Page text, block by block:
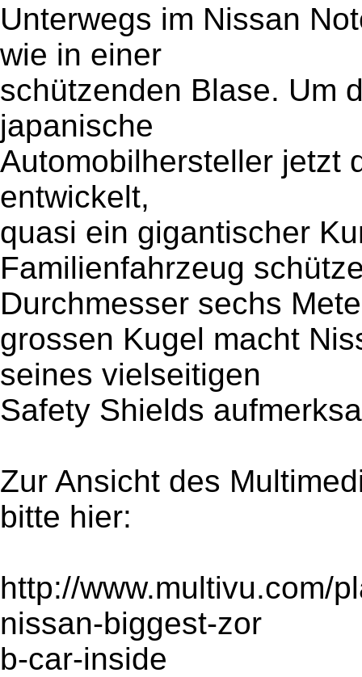
Unterwegs im Nissan
wie in einer
schützenden Blase. Um
japanische
Automobilhersteller jetzt
entwickelt,
quasi ein gigantischer
Familienfahrzeug
Durchmesser sechs
grossen Kugel macht
seines vielseitigen
Safety Shields
Zur Ansicht des
bitte hier:
http://www.multivu.com/
nissan-biggest-zor
b-car-inside